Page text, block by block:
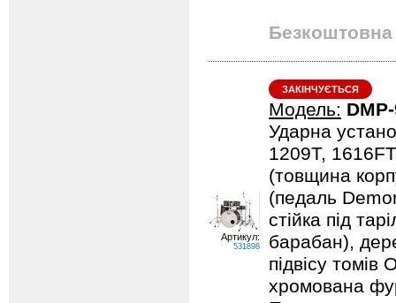
Безкоштовна
Артикул:
531898
ЗАКІНЧУЄТЬСЯ
Модель:
Ударна
1209T,
(товщина
(педаль
стійка під
барабан),
підвісу
хромована